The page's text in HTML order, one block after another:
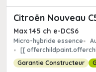
Citroën Nouveau
Max 145 ch e-DCS6
Micro-hybride essence
[[
Garantie Constructeur